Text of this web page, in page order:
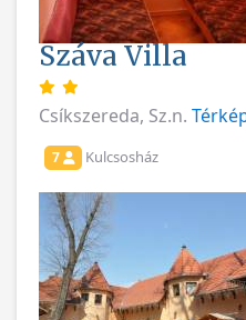
Száva Villa
Csíkszereda, Sz.n.
7 Kulcsosház